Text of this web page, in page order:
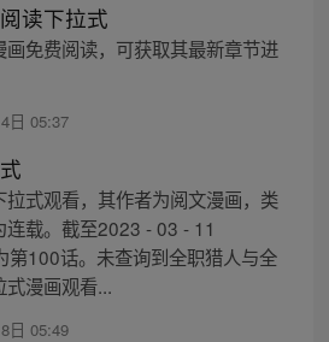
读下拉式
免费阅读，可获取其最新章节进
日 05:37
式观看，其作者为阅文漫画，类
连载。截至2023 - 03 - 11
100话。未查询到全职猎人与全
漫画观看...
日 05:49